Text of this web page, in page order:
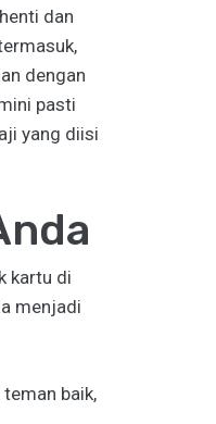
dan
dengan
pasti
yang diisi
kartu di
menjadi
baik,